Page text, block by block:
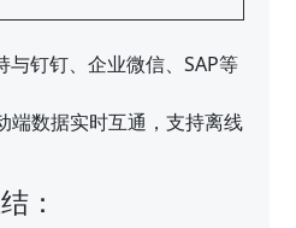
与钉钉、企业微信、SAP等
端数据实时互通，支持离线
：